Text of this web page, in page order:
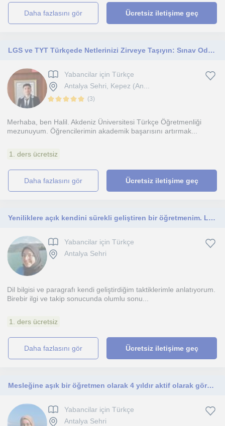
daha fazlasını gör Ücretsiz iletişime geç
LGS ve TYT Türkçede Netlerinizi Zirveye Taşıyın: Sınav Odaklı Özel Ders
Yabancilar için Türkçe
Antalya Sehri, Kepez (An...
(3)
Merhaba, ben Halil. Akdeniz Üniversitesi Türkçe Öğretmenliği
mezunuyum. Öğrencilerimin akademik başarısını artırmak...
1. ders ücretsiz
daha fazlasını gör Ücretsiz iletişime geç
Yeniliklere açık kendini sürekli geliştiren bir öğretmenim. LGS, TYT ve AYT sınavlarına yönelik dersler veriyorum.
Yabancilar için Türkçe
Antalya Sehri
Dil bilgisi ve paragrafı kendi geliştirdiğim taktiklerimle anlatıyorum.
Birebir ilgi ve takip sonucunda olumlu sonu...
1. ders ücretsiz
daha fazlasını gör Ücretsiz iletişime geç
Mesleğine aşık bir öğretmen olarak 4 yıldır aktif olarak görev yapıyorum. LGS, TYT, AYT sınavlarına yönelik dersler veriyorum.
Yabancilar için Türkçe
Antalya Sehri